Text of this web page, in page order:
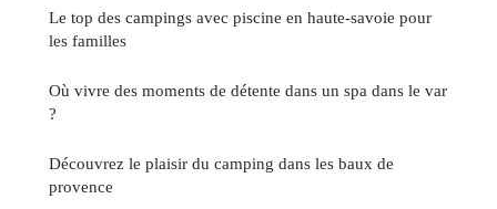
Le top des campings avec piscine en haute-savoie pour
les familles
Où vivre des moments de détente dans un spa dans le var
?
Découvrez le plaisir du camping dans les baux de
provence